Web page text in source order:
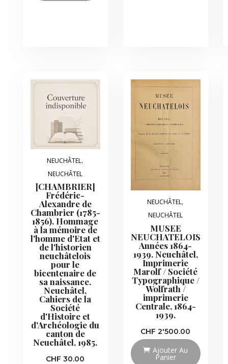
NEUCHÂTEL,
NEUCHÂTEL
[CHAMBRIER]
Frédéric-
Alexandre de
Chambrier (1785-
1856). Hommage
à la mémoire de
l'homme d'Etat et
de l'historien
neuchâtelois
pour le
bicentenaire de
sa naissance.
Neuchâtel,
Cahiers de la
Société
d'Histoire et
d'Archéologie du
canton de
Neuchâtel, 1985.
CHF 30.00
NEUCHÂTEL,
NEUCHÂTEL
MUSEE
NEUCHATELOIS
Années 1864-
1939. Neuchâtel,
Imprimerie
Marolf / Société
Typographique /
Wolfrath /
imprimerie
Centrale, 1864-
1939.
CHF 2'500.00
Ajouter Au
Panier